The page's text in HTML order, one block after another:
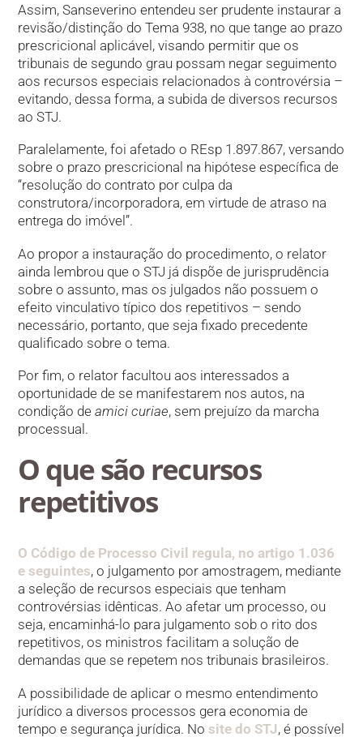
Assim, Sanseverino entendeu ser prudente instaurar a
revisão/distinção do Tema 938, no que tange ao prazo
prescricional aplicável, visando permitir que os
tribunais de segundo grau possam negar seguimento
aos recursos especiais relacionados à controvérsia –
evitando, dessa forma, a subida de diversos recursos
ao STJ.
Paralelamente, foi afetado o REsp 1.897.867, versando
sobre o prazo prescricional na hipótese específica de
“resolução do contrato por culpa da
construtora/incorporadora, em virtude de atraso na
entrega do imóvel”.
Ao propor a instauração do procedimento, o relator
ainda lembrou que o STJ já dispõe de jurisprudência
sobre o assunto, mas os julgados não possuem o
efeito vinculativo típico dos repetitivos – sendo
necessário, portanto, que seja fixado precedente
qualificado sobre o tema.
Por fim, o relator facultou aos interessados a
oportunidade de se manifestarem nos autos, na
condição deamici curiae, sem prejuízo da marcha
processual.
O que são recursos
repetitivos
O Código de Processo Civil regula, no artigo 1.036
e seguintes, o julgamento por amostragem, mediante
a seleção de recursos especiais que tenham
controvérsias idênticas. Ao afetar um processo, ou
seja, encaminhá-lo para julgamento sob o rito dos
repetitivos, os ministros facilitam a solução de
demandas que se repetem nos tribunais brasileiros.
A possibilidade de aplicar o mesmo entendimento
jurídico a diversos processos gera economia de
tempo e segurança jurídica. Nosite do STJ, é possível